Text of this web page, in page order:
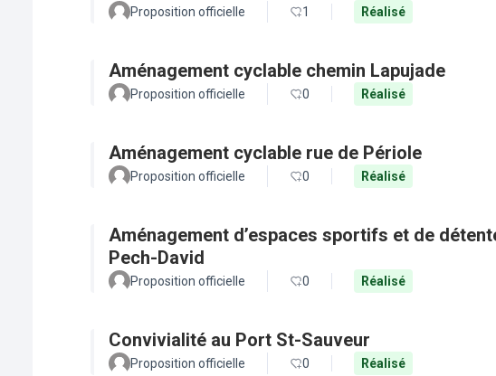
Proposition officielle 1 Réalisé
Aménagement cyclable chemin Lapujade
Proposition officielle 0 Réalisé
Aménagement cyclable rue de Périole
Proposition officielle 0 Réalisé
Aménagement d’espaces sportifs et de
Pech-David
Proposition officielle 0 Réalisé
Convivialité au Port St-Sauveur
Proposition officielle 0 Réalisé